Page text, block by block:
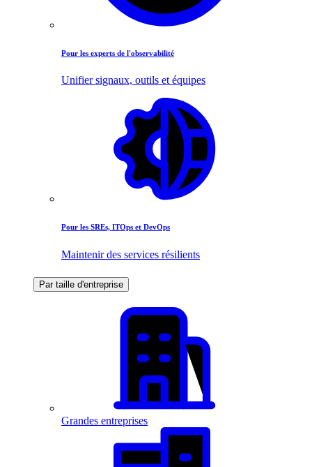
Pour les experts de l'observabilité
Unifier signaux, outils et équipes
Pour les SREs, ITOps et DevOps
Maintenir des services résilients
Par taille d'entreprise
Grandes entreprises